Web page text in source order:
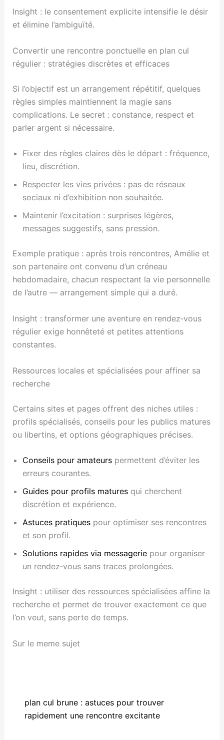
Insight : le consentement explicite intensifie le désir
et élimine l’ambiguïté.
Convertir une rencontre ponctuelle en plan cul
régulier : stratégies discrètes et efficaces
Si l’objectif est un arrangement répétitif, quelques
règles simples maintiennent la magie sans
complications. Le secret : constance, respect et
parler argent si nécessaire.
Fixer des règles claires dès le départ : fréquence,
lieu, discrétion.
Respecter les vies privées : pas de réseaux
sociaux ni d’exhibition non souhaitée.
Maintenir l’excitation : surprises légères,
messages suggestifs, sans pression.
Exemple pratique : après trois rencontres, Amélie et
son partenaire ont convenu d’un créneau
hebdomadaire, chacun respectant la vie personnelle
de l’autre — arrangement simple qui a duré.
Insight : transformer une aventure en rendez‑vous
régulier exige honnêteté et petites attentions
constantes.
Ressources locales et spécialisées pour affiner sa
recherche
Certains sites et pages offrent des niches utiles :
profils spécialisés, conseils pour les publics matures
ou libertins, et options géographiques précises.
Conseils pour amateurspermettent d’éviter les
erreurs courantes.
Guides pour profils maturesqui cherchent
discrétion et expérience.
Astuces pratiquespour optimiser ses rencontres
et son profil.
Solutions rapides via messageriepour organiser
un rendez‑vous sans traces prolongées.
Insight : utiliser des ressources spécialisées affine la
recherche et permet de trouver exactement ce que
l’on veut, sans perte de temps.
Sur le meme sujet
plan cul brune : astuces pour trouver
rapidement une rencontre excitante